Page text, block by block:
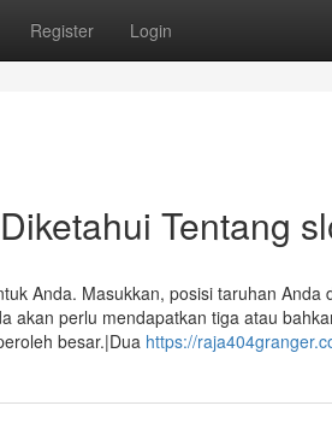
Register Login
Tentang
Anda. Masukkan, posisi taruhan Anda
akan perlu mendapatkan tiga atau
besar.|Dua https://